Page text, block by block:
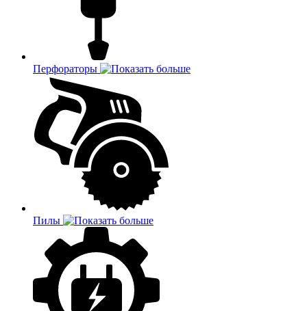
Перфораторы
Пилы